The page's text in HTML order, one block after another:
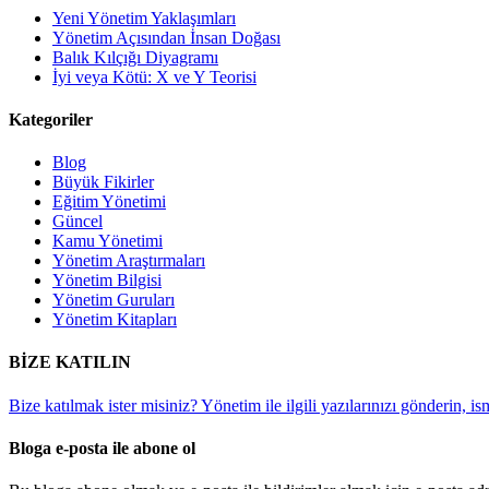
Yeni Yönetim Yaklaşımları
Yönetim Açısından İnsan Doğası
Balık Kılçığı Diyagramı
İyi veya Kötü: X ve Y Teorisi
Kategoriler
Blog
Büyük Fikirler
Eğitim Yönetimi
Güncel
Kamu Yönetimi
Yönetim Araştırmaları
Yönetim Bilgisi
Yönetim Guruları
Yönetim Kitapları
BİZE KATILIN
Bize katılmak ister misiniz? Yönetim ile ilgili yazılarınızı gönderin,
Bloga e-posta ile abone ol